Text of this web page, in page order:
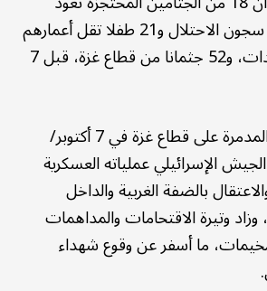
لأسرى قضوا داخل سجون الاحتلال و21 طفلا تقل أعمارهم
عن 18 عاما و5 سيدات، و52 جثمانا من قطاع غزة، قبل 7
ومنذ اندلاع الحرب المدمرة على قطاع غزة في 7 أكتوبر/
الإسرائيلي عملياته العسكرية
بالضفة الغربية والداخل
وتيرة الاقتحامات والمداهمات
ما أسفر عن وقوع شهداء